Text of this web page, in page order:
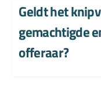
Geldt het
gemachtigde
offeraar?